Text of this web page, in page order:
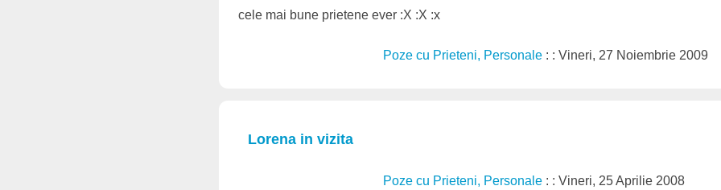
cele mai bune prietene ever :X :X :x
Poze cu Prieteni, Personale : : Vineri, 27 Noiembrie 2009
Lorena in vizita
Poze cu Prieteni, Personale : : Vineri, 25 Aprilie 2008